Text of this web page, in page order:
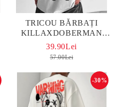
TRICOU BĂRBAȚI
KILLAXDOBERMAN
OVERSIZED ALB
39.90Lei
57.00Lei
-30%